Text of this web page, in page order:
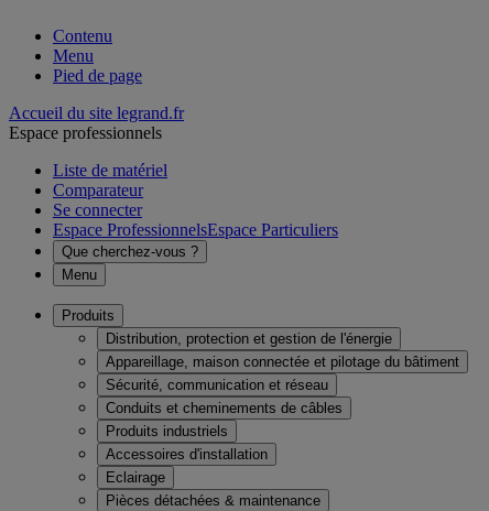
Contenu
Menu
Pied de page
Accueil du site legrand.fr
Espace professionnels
Liste de matériel
Comparateur
Se connecter
Espace ProfessionnelsEspace Particuliers
Que cherchez-vous ?
Menu
Produits
Distribution, protection et gestion de l'énergie
Appareillage, maison connectée et pilotage du bâtiment
Sécurité, communication et réseau
Conduits et cheminements de câbles
Produits industriels
Accessoires d'installation
Eclairage
Pièces détachées & maintenance